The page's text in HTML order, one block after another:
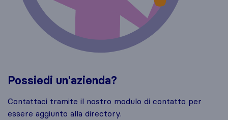
Possiedi un'azienda?
Contattaci tramite il nostro modulo di contatto per
essere aggiunto alla directory.